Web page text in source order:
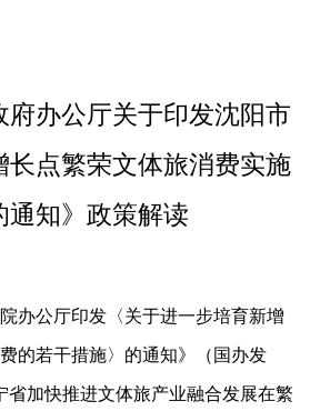
府办公厅关于印发沈阳市
长点繁荣文体旅消费实施
通知》政策解读
公厅印发〈关于进一步培育新增
的若干措施〉的通知》（国办发
省加快推进文体旅产业融合发展在繁